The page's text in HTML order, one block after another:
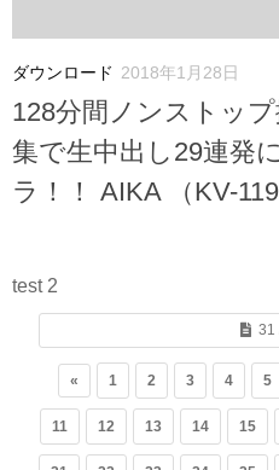
ダウンロード 2018年1月28日
128分間ノンストッ
集で生中出し29連発
ラ！！ AIKA （KV-
test 2
31
« 1 2 3 4 5
11 12 13 14 15